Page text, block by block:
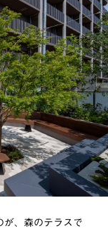
が、森のテラスで